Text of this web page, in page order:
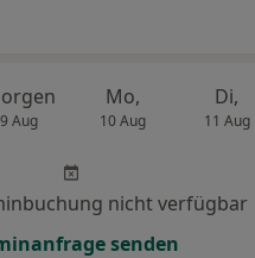
9 Aug
Mo,
10 Aug
Di,
11 Aug
nicht verfügbar
senden